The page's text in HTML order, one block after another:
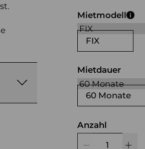
FIX
Mietmodell
60 Monate
Mietdauer
Anzahl